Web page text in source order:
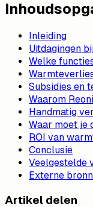
Inleiding
Uitdagingen
Welke
Subsidies en
Waarom
Handmatig
Waar moet je
ROI van
Conclusie
Veelgestelde
Externe
Artikel delen